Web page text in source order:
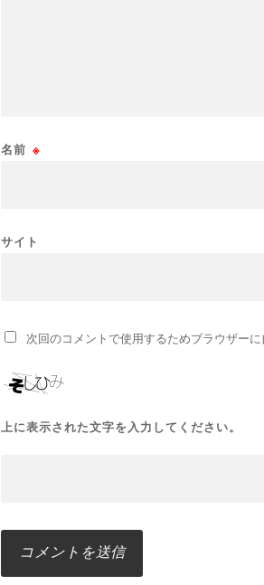
名前 ※
サイト
次回のコメントで使用するためブラウザー
上に表示された文字を入力してください。